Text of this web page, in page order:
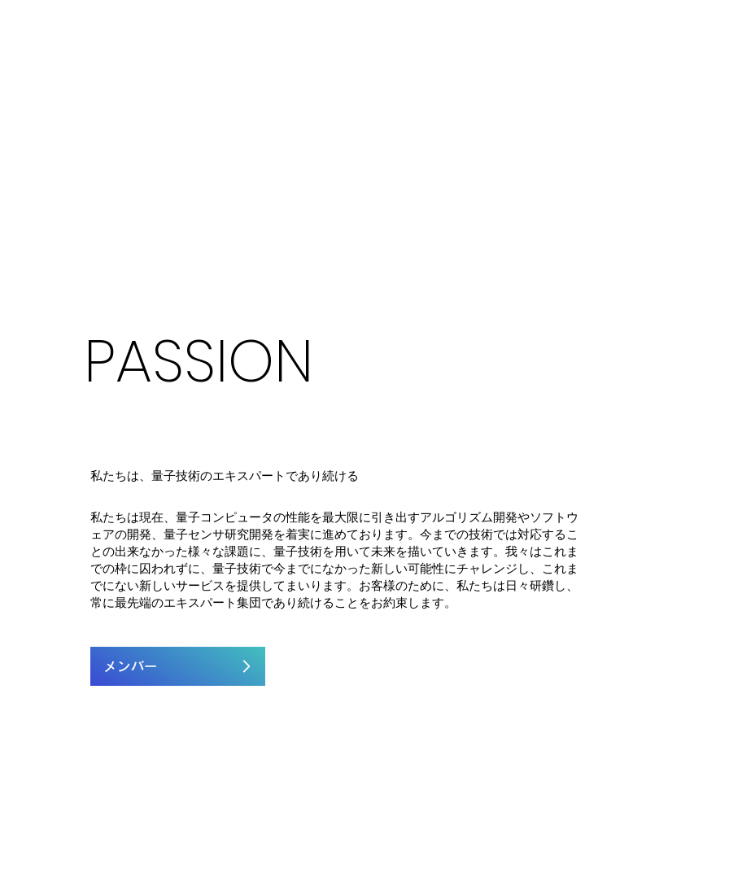
​PASSION
私たちは、量子技術のエキスパートであり続ける
私たちは現在、量子コンピュータの性能を最大限に引き出すアルゴリズム開発やソフトウ
ェアの開発、量子センサ研究開発を着実に進めております。今までの技術では対応するこ
との出来なかった様々な課題に、量子技術を用いて未来を描いていきます。我々はこれま
での枠に囚われずに、量子技術で今までになかった新しい可能性にチャレンジし、これま
でにない新しいサービスを提供してまいります。お客様のために、私たちは日々研鑽し、
常に最先端のエキスパート集団であり続けることをお約束します。
メンバー